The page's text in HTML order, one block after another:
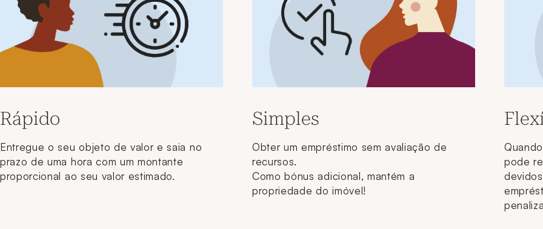
Rápido
Entregue o seu objeto de valor e saia no
prazo de uma hora com um montante
proporcional ao seu valor estimado.
Simples
Obter um empréstimo sem avaliação de
recursos.
Como bónus adicional, mantém a
propriedade do imóvel!
pode